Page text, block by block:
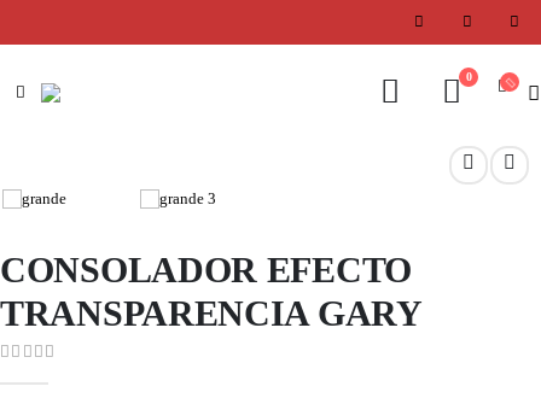
0
CONSOLADOR EFECTO
TRANSPARENCIA GARY